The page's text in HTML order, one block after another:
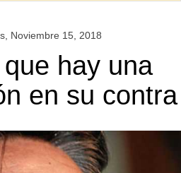
Noviembre 15, 2018
hay una
en su contra